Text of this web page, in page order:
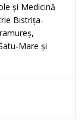
și Medicină
Bistrița-
Mare și